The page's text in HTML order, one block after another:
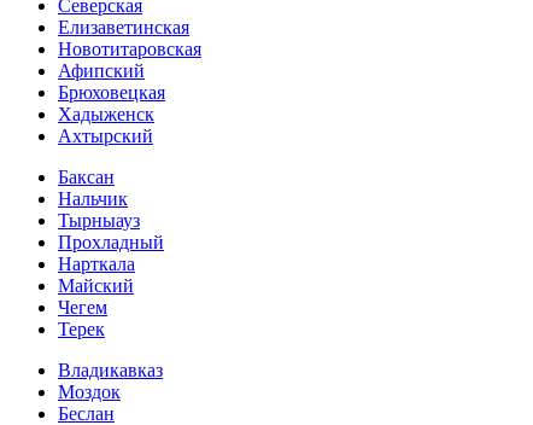
Северская
Елизаветинская
Новотитаровская
Афипский
Брюховецкая
Хадыженск
Ахтырский
Баксан
Нальчик
Тырныауз
Прохладный
Нарткала
Майский
Чегем
Терек
Владикавказ
Моздок
Беслан